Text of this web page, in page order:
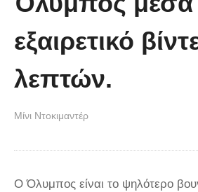
Άκολη: Η ελληνική
βάθος
εξαιρετικό
λεπτών.
Μίνι Ντοκιμαντέρ
Ο Όλυμπος είναι το ψηλότερο